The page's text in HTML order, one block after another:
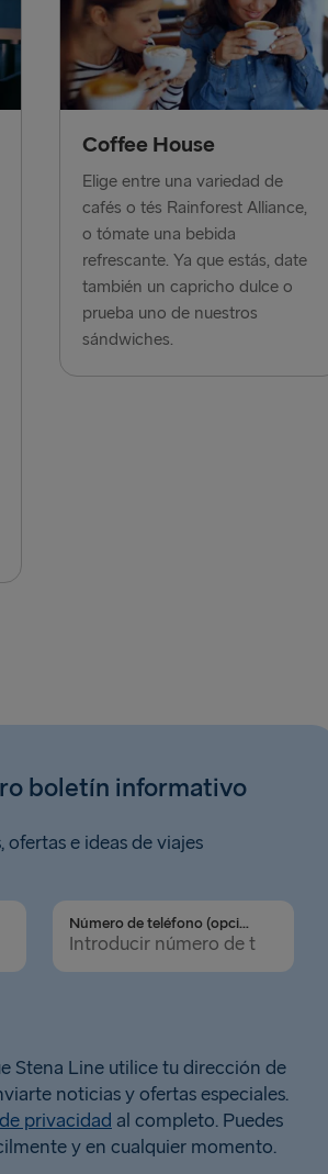
Coffee House
Elige entre una variedad de
cafés o tés Rainforest Alliance,
o tómate una bebida
refrescante. Ya que estás, date
también un capricho dulce o
prueba uno de nuestros
sándwiches.
boletín informativo
e ideas de viajes
Número de teléfono (opcional)
Stena Line utilice tu dirección de
noticias y ofertas especiales.
privacidad al completo. Puedes
y en cualquier momento.